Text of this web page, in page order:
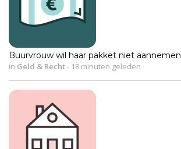
Buurvrouw wil haar pakket niet aannemen
in Geld & Recht- 18 minuten geleden